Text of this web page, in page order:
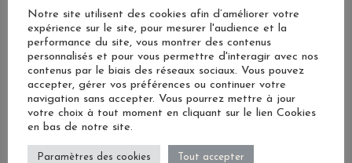
14 m²
2 personnes
1 lit de 160 x 200 cm Ou 2 lits de 90 x 200 cm
LIRE PLUS
DISPONIBILITÉS & TARIFS
Notre site utilisent des cookies afin d’améliorer votre
expérience sur le site, pour mesurer l'audience et la
performance du site, vous montrer des contenus
personnalisés et pour vous permettre d'interagir avec nos
contenus par le biais des réseaux sociaux. Vous pouvez
accepter, gérer vos préférences ou continuer votre
navigation sans accepter. Vous pourrez mettre à jour
votre choix à tout moment en cliquant sur le lien Cookies
en bas de notre site.
Paramètres des cookies Tout accepter